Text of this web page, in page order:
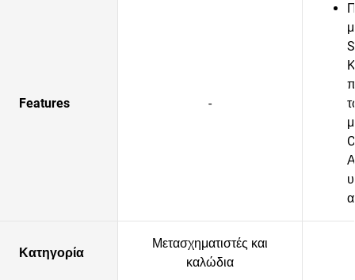
Features -
Κατηγορία
Μετασχηματιστές και
καλώδια